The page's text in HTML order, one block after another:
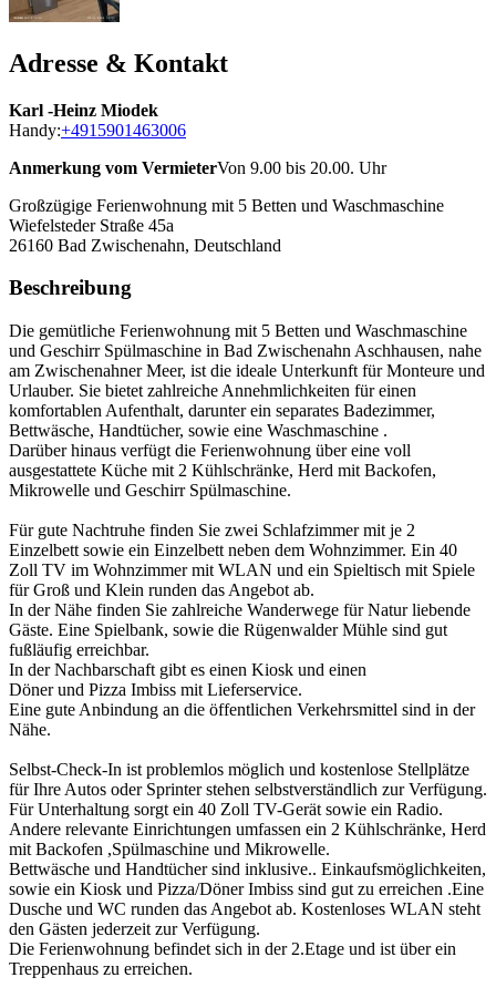
Adresse & Kontakt
Karl -Heinz Miodek
Handy:+4915901463006
Anmerkung vom VermieterVon 9.00 bis 20.00. Uhr
Großzügige Ferienwohnung mit 5 Betten und Waschmaschine
Wiefelsteder Straße 45a
26160 Bad Zwischenahn, Deutschland
Beschreibung
Die gemütliche Ferienwohnung mit 5 Betten und Waschmaschine
und Geschirr Spülmaschine in Bad Zwischenahn Aschhausen, nahe
am Zwischenahner Meer, ist die ideale Unterkunft für Monteure und
Urlauber. Sie bietet zahlreiche Annehmlichkeiten für einen
komfortablen Aufenthalt, darunter ein separates Badezimmer,
Bettwäsche, Handtücher, sowie eine Waschmaschine .
Darüber hinaus verfügt die Ferienwohnung über eine voll
ausgestattete Küche mit 2 Kühlschränke, Herd mit Backofen,
Mikrowelle und Geschirr Spülmaschine.
Für gute Nachtruhe finden Sie zwei Schlafzimmer mit je 2
Einzelbett sowie ein Einzelbett neben dem Wohnzimmer. Ein 40
Zoll TV im Wohnzimmer mit WLAN und ein Spieltisch mit Spiele
für Groß und Klein runden das Angebot ab.
In der Nähe finden Sie zahlreiche Wanderwege für Natur liebende
Gäste. Eine Spielbank, sowie die Rügenwalder Mühle sind gut
fußläufig erreichbar.
In der Nachbarschaft gibt es einen Kiosk und einen
Döner und Pizza Imbiss mit Lieferservice.
Eine gute Anbindung an die öffentlichen Verkehrsmittel sind in der
Nähe.
Selbst-Check-In ist problemlos möglich und kostenlose Stellplätze
für Ihre Autos oder Sprinter stehen selbstverständlich zur Verfügung.
Für Unterhaltung sorgt ein 40 Zoll TV-Gerät sowie ein Radio.
Andere relevante Einrichtungen umfassen ein 2 Kühlschränke, Herd
mit Backofen ,Spülmaschine und Mikrowelle.
Bettwäsche und Handtücher sind inklusive.. Einkaufsmöglichkeiten,
sowie ein Kiosk und Pizza/Döner Imbiss sind gut zu erreichen .Eine
Dusche und WC runden das Angebot ab. Kostenloses WLAN steht
den Gästen jederzeit zur Verfügung.
Die Ferienwohnung befindet sich in der 2.Etage und ist über ein
Treppenhaus zu erreichen.